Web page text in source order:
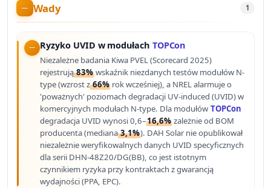
Wady 1
Ryzyko UVID w modułach TOPCon
Niezależne badania Kiwa PVEL (Scorecard 2025)
rejestrują83% wskaźnik niezdanych testów modułów N-
type (wzrost z66% rok wcześniej), a NREL alarmuje o
'poważnych' poziomach degradacji UV-induced (UVID) w
komercyjnych modułach N-type. Dla modułów TOPCon
degradacja UVID wynosi 0,6–16,6% zależnie od BOM
producenta (mediana3,1%). DAH Solar nie opublikował
niezależnie weryfikowalnych danych UVID specyficznych
dla serii DHN-48Z20/DG(BB), co jest istotnym
czynnikiem ryzyka przy kontraktach z gwarancją
wydajności (PPA, EPC).